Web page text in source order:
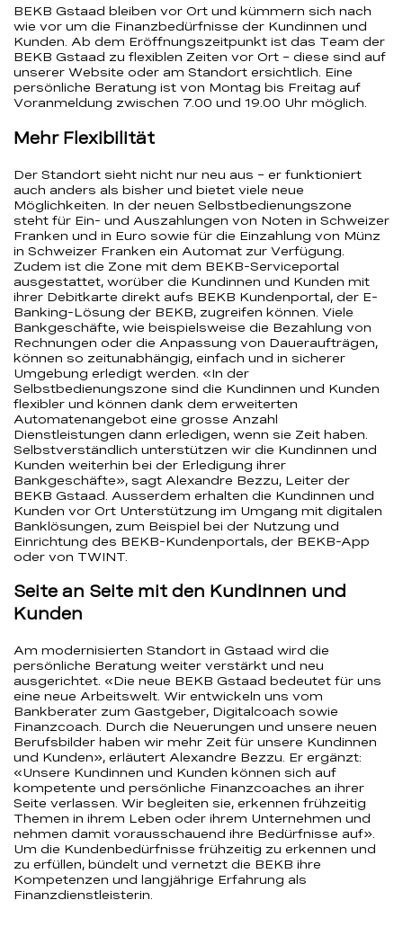
BEKB Gstaad bleiben vor Ort und kümmern sich nach
wie vor um die Finanzbedürfnisse der Kundinnen und
Kunden. Ab dem Eröffnungszeitpunkt ist das Team der
BEKB Gstaad zu flexiblen Zeiten vor Ort – diese sind auf
unserer Website oder am Standort ersichtlich. Eine
persönliche Beratung ist von Montag bis Freitag auf
Voranmeldung zwischen 7.00 und 19.00 Uhr möglich.
Mehr Flexibilität
Der Standort sieht nicht nur neu aus – er funktioniert
auch anders als bisher und bietet viele neue
Möglichkeiten. In der neuen Selbstbedienungszone
steht für Ein- und Auszahlungen von Noten in Schweizer
Franken und in Euro sowie für die Einzahlung von Münz
in Schweizer Franken ein Automat zur Verfügung.
Zudem ist die Zone mit dem BEKB-Serviceportal
ausgestattet, worüber die Kundinnen und Kunden mit
ihrer Debitkarte direkt aufs BEKB Kundenportal, der E-
Banking-Lösung der BEKB, zugreifen können. Viele
Bankgeschäfte, wie beispielsweise die Bezahlung von
Rechnungen oder die Anpassung von Daueraufträgen,
können so zeitunabhängig, einfach und in sicherer
Umgebung erledigt werden. «In der
Selbstbedienungszone sind die Kundinnen und Kunden
flexibler und können dank dem erweiterten
Automatenangebot eine grosse Anzahl
Dienstleistungen dann erledigen, wenn sie Zeit haben.
Selbstverständlich unterstützen wir die Kundinnen und
Kunden weiterhin bei der Erledigung ihrer
Bankgeschäfte», sagt Alexandre Bezzu, Leiter der
BEKB Gstaad. Ausserdem erhalten die Kundinnen und
Kunden vor Ort Unterstützung im Umgang mit digitalen
Banklösungen, zum Beispiel bei der Nutzung und
Einrichtung des BEKB-Kundenportals, der BEKB-App
oder von TWINT.
Seite an Seite mit den Kundinnen und
Kunden
Am modernisierten Standort in Gstaad wird die
persönliche Beratung weiter verstärkt und neu
ausgerichtet. «Die neue BEKB Gstaad bedeutet für uns
eine neue Arbeitswelt. Wir entwickeln uns vom
Bankberater zum Gastgeber, Digitalcoach sowie
Finanzcoach. Durch die Neuerungen und unsere neuen
Berufsbilder haben wir mehr Zeit für unsere Kundinnen
und Kunden», erläutert Alexandre Bezzu. Er ergänzt:
«Unsere Kundinnen und Kunden können sich auf
kompetente und persönliche Finanzcoaches an ihrer
Seite verlassen. Wir begleiten sie, erkennen frühzeitig
Themen in ihrem Leben oder ihrem Unternehmen und
nehmen damit vorausschauend ihre Bedürfnisse auf».
Um die Kundenbedürfnisse frühzeitig zu erkennen und
zu erfüllen, bündelt und vernetzt die BEKB ihre
Kompetenzen und langjährige Erfahrung als
Finanzdienstleisterin.